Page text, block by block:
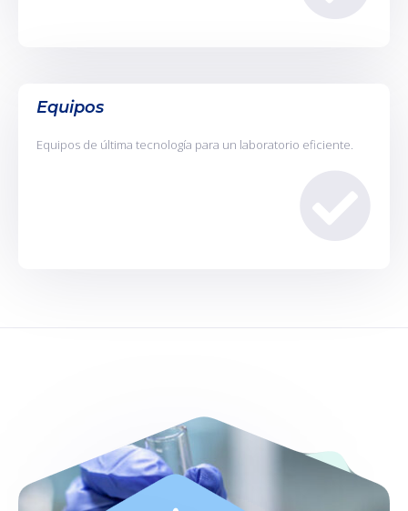
Equipos
Equipos de última tecnología para un laboratorio eficiente.